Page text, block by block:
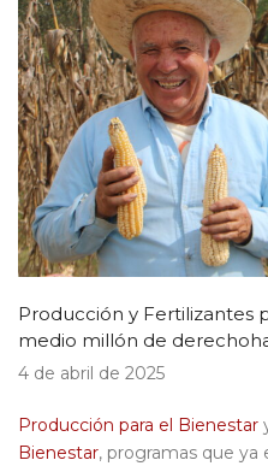
Producción y Fertilizantes
medio millón de
4 de abril de 2025
Producción para el Bienestar
Bienestar, programas que ya